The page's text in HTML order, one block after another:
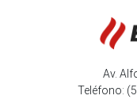
Av.
Teléfono: